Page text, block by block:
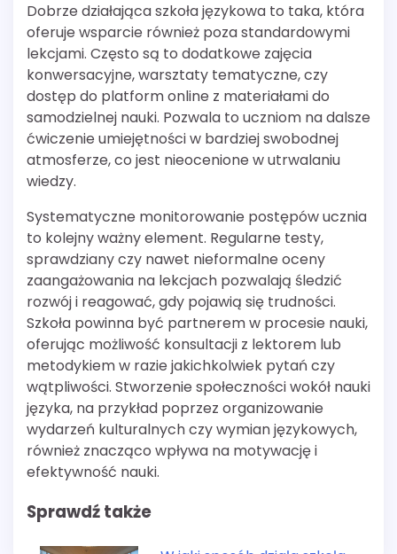
Dobrze działająca szkoła językowa to taka, która
oferuje wsparcie również poza standardowymi
lekcjami. Często są to dodatkowe zajęcia
konwersacyjne, warsztaty tematyczne, czy
dostęp do platform online z materiałami do
samodzielnej nauki. Pozwala to uczniom na dalsze
ćwiczenie umiejętności w bardziej swobodnej
atmosferze, co jest nieocenione w utrwalaniu
wiedzy.
Systematyczne monitorowanie postępów ucznia
to kolejny ważny element. Regularne testy,
sprawdziany czy nawet nieformalne oceny
zaangażowania na lekcjach pozwalają śledzić
rozwój i reagować, gdy pojawią się trudności.
Szkoła powinna być partnerem w procesie nauki,
oferując możliwość konsultacji z lektorem lub
metodykiem w razie jakichkolwiek pytań czy
wątpliwości. Stworzenie społeczności wokół nauki
języka, na przykład poprzez organizowanie
wydarzeń kulturalnych czy wymian językowych,
również znacząco wpływa na motywację i
efektywność nauki.
Sprawdź także